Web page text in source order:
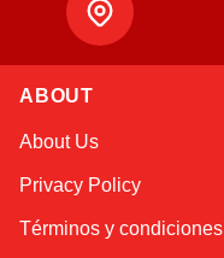
ABOUT
About Us
Privacy Policy
Términos y condiciones